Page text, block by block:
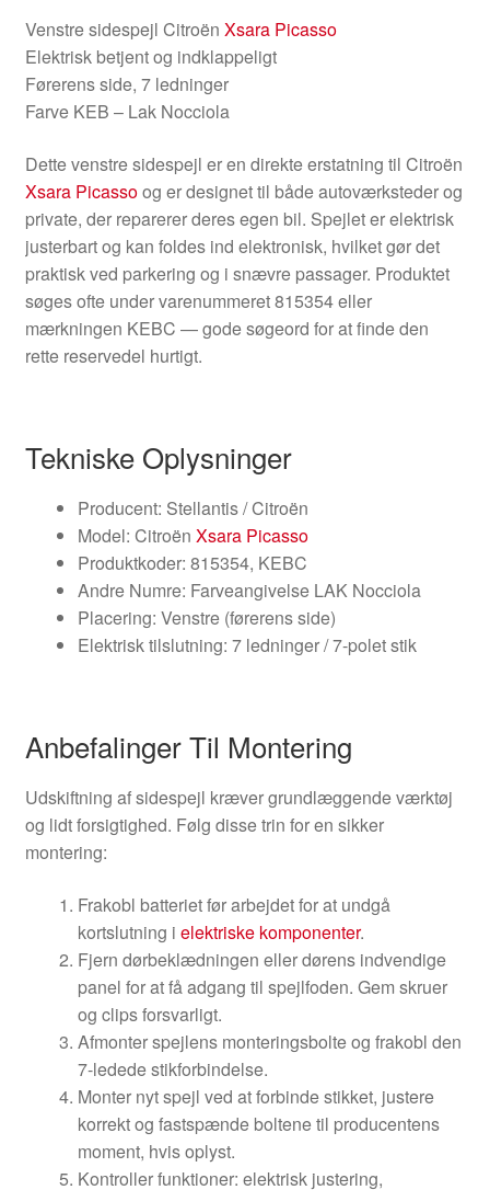
Venstre sidespejl Citroën Xsara Picasso
Elektrisk betjent og indklappeligt
Førerens side, 7 ledninger
Farve KEB – Lak Nocciola
Dette venstre sidespejl er en direkte erstatning til Citroën
Xsara Picassoog er designet til både autoværksteder og
private, der reparerer deres egen bil. Spejlet er elektrisk
justerbart og kan foldes ind elektronisk, hvilket gør det
praktisk ved parkering og i snævre passager. Produktet
søges ofte under varenummeret 815354 eller
mærkningen KEBC — gode søgeord for at finde den
rette reservedel hurtigt.
Tekniske Oplysninger
Producent: Stellantis / Citroën
Model: Citroën Xsara Picasso
Produktkoder: 815354, KEBC
Andre Numre: Farveangivelse LAK Nocciola
Placering: Venstre (førerens side)
Elektrisk tilslutning: 7 ledninger / 7-polet stik
Anbefalinger Til Montering
Udskiftning af sidespejl kræver grundlæggende værktøj
og lidt forsigtighed. Følg disse trin for en sikker
montering:
Frakobl batteriet før arbejdet for at undgå
kortslutning i elektriske komponenter.
Fjern dørbeklædningen eller dørens indvendige
panel for at få adgang til spejlfoden. Gem skruer
og clips forsvarligt.
Afmonter spejlens monteringsbolte og frakobl den
7-ledede stikforbindelse.
Monter nyt spejl ved at forbinde stikket, justere
korrekt og fastspænde boltene til producentens
moment, hvis oplyst.
Kontroller funktioner: elektrisk justering,